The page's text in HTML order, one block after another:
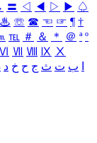
〓 ◁ ◀ ▷ ▶ ♤
♨ ☏ ☎ ☜ ☞ ¶ †
℡ ＃ ＆ ＊ ＠ ª º
Ⅵ Ⅶ Ⅷ Ⅸ Ⅹ
ب ت ث ج ح خ د